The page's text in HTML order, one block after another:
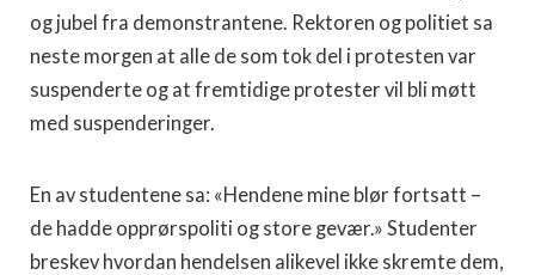
og jubel fra demonstrantene. Rektoren og politiet sa
neste morgen at alle de som tok del i protesten var
suspenderte og at fremtidige protester vil bli møtt
med suspenderinger.
En av studentene sa: «Hendene mine blør fortsatt –
de hadde opprørspoliti og store gevær.» Studenter
breskev hvordan hendelsen alikevel ikke skremte dem,